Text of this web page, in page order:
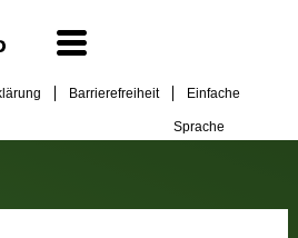
Barrierefreiheit Einfache
Sprache